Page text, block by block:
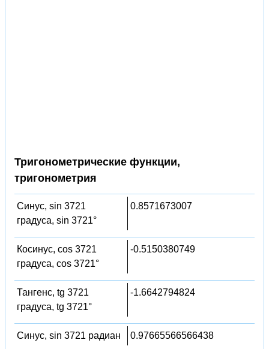
Тригонометрические функции,
тригонометрия
Синус, sin 3721
градуса, sin 3721°
0.8571673007
Косинус, cos 3721
градуса, cos 3721°
-0.5150380749
Тангенс, tg 3721
градуса, tg 3721°
-1.6642794824
Синус, sin 3721 радиан 0.97665566566438